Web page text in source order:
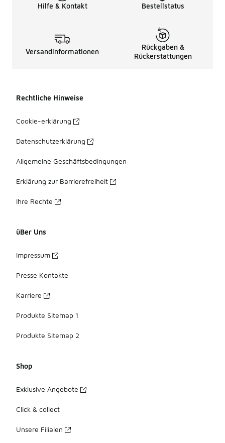
Hilfe & Kontakt Bestellstatus
Versandinformationen
Rückgaben &
Rückerstattungen
Rechtliche Hinweise
Cookie-erklärung
Datenschutzerklärung
Allgemeine Geschäftsbedingungen
Erklärung zur Barrierefreiheit
Ihre Rechte
üBer Uns
Impressum
Presse Kontakte
Karriere
Produkte Sitemap 1
Produkte Sitemap 2
Shop
Exklusive Angebote
Click & collect
Unsere Filialen